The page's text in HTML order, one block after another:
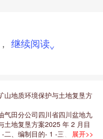
继续阅读
山地质环境保护与土地复垦方
气田分公司四川省四川盆地九
土地复垦方案2025 年 2 月目
二、编制目的- 1 -三、编制依
展开>>